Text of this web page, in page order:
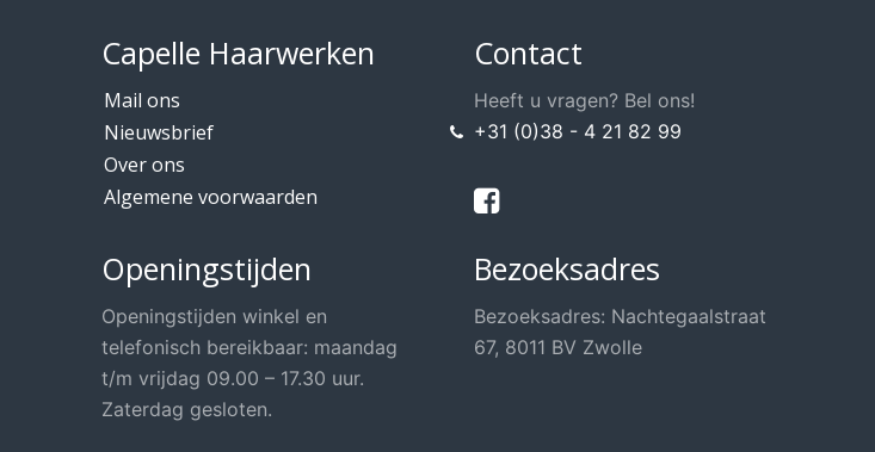
Capelle Haarwerken
Mail ons
Nieuwsbrief
Over ons
Algemene voorwaarden
Openingstijden
Openingstijden winkel en
telefonisch bereikbaar: maandag
t/m vrijdag 09.00 – 17.30 uur.
Zaterdag gesloten.
Contact
Heeft u vragen? Bel ons!
+31 (0)38 - 4 21 82 99
Bezoeksadres
Bezoeksadres: Nachtegaalstraat
67, 8011 BV Zwolle